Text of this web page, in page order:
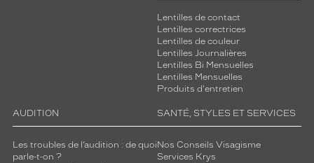
Lentilles de contact
Lentilles correctrices
Lentilles de couleur
Lentilles Journalières
Lentilles Bi Mensuelles
Lentilles Mensuelles
Produits d'entretien
AUDITION
Les troubles de l’audition : de quoi
parle-t-on ?
SANTÉ, STYLES ET SERVICES
Nos Conseils Visagisme
Services Krys